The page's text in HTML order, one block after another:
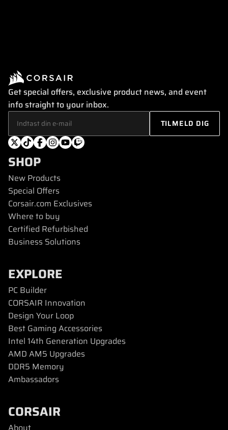
Get special offers, exclusive product news, and event
info straight to your inbox.
SHOP
New Products
Special Offers
Corsair.com Exclusives
Where to buy
Certified Refurbished
Business Solutions
EXPLORE
PC Builder
CORSAIR Innovation
Design Your Loop
Best Gaming Accessories
Intel 14th Generation Upgrades
AMD AM5 Upgrades
DDR5 Memory
Ambassadors
CORSAIR